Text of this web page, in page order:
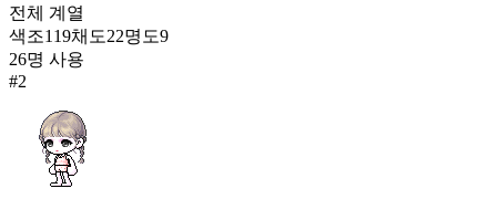
스트라이프 레이스
1,366
647
1,366
하트체크 리본
전체 계열
색조119채도22명도9
26명 사용
#2